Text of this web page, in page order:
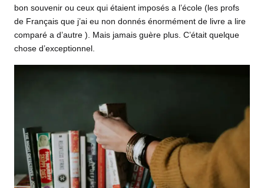
bon souvenir ou ceux qui étaient imposés a l’école (les profs
de Français que j’ai eu non donnés énormément de livre a lire
comparé a d’autre ). Mais jamais guère plus. C’était quelque
chose d’exceptionnel.